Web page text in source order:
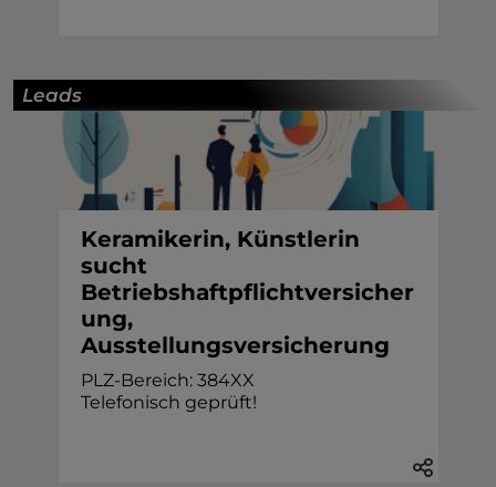
Leads
Keramikerin, Künstlerin
sucht
Betriebshaftpflichtversicher
ung,
Ausstellungsversicherung
PLZ-Bereich: 384XX
Telefonisch geprüft!